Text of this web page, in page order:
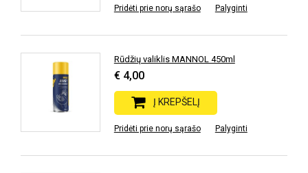
Pridėti prie norų sąrašo Palyginti
Rūdžių valiklis MANNOL 450ml
€ 4,00
Į KREPŠELĮ
Pridėti prie norų sąrašo Palyginti